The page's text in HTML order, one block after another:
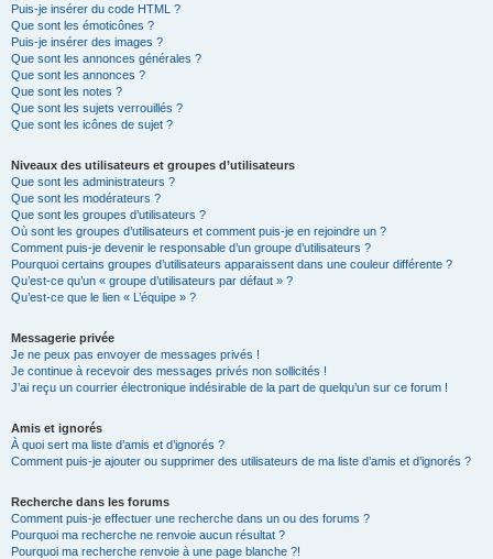
Puis-je insérer du code HTML ?
Que sont les émoticônes ?
Puis-je insérer des images ?
Que sont les annonces générales ?
Que sont les annonces ?
Que sont les notes ?
Que sont les sujets verrouillés ?
Que sont les icônes de sujet ?
Niveaux des utilisateurs et groupes d’utilisateurs
Que sont les administrateurs ?
Que sont les modérateurs ?
Que sont les groupes d’utilisateurs ?
Où sont les groupes d’utilisateurs et comment puis-je en rejoindre un ?
Comment puis-je devenir le responsable d’un groupe d’utilisateurs ?
Pourquoi certains groupes d’utilisateurs apparaissent dans une couleur différente ?
Qu’est-ce qu’un « groupe d’utilisateurs par défaut » ?
Qu’est-ce que le lien « L’équipe » ?
Messagerie privée
Je ne peux pas envoyer de messages privés !
Je continue à recevoir des messages privés non sollicités !
J’ai reçu un courrier électronique indésirable de la part de quelqu’un sur ce forum !
Amis et ignorés
À quoi sert ma liste d’amis et d’ignorés ?
Comment puis-je ajouter ou supprimer des utilisateurs de ma liste d’amis et d’ignorés ?
Recherche dans les forums
Comment puis-je effectuer une recherche dans un ou des forums ?
Pourquoi ma recherche ne renvoie aucun résultat ?
Pourquoi ma recherche renvoie à une page blanche ?!